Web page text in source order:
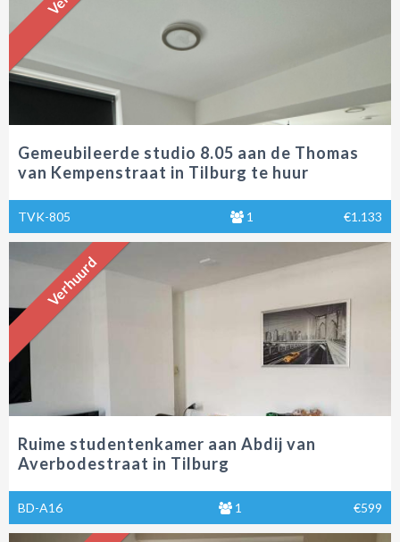
Gemeubileerde studio 8.05 aan de Thomas
van Kempenstraat in Tilburg te huur
TVK-805 1 €1.133
Verhuurd
Ruime studentenkamer aan Abdij van
Averbodestraat in Tilburg
BD-A16 1 €599